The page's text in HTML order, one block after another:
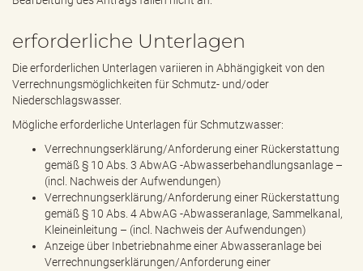
erforderliche Unterlagen
Die erforderlichen Unterlagen variieren in Abhängigkeit von den
Verrechnungsmöglichkeiten für Schmutz- und/oder
Niederschlagswasser.
Mögliche erforderliche Unterlagen für Schmutzwasser:
Verrechnungserklärung/Anforderung einer Rückerstattung
gemäß § 10 Abs. 3 AbwAG -Abwasserbehandlungsanlage –
(incl. Nachweis der Aufwendungen)
Verrechnungserklärung/Anforderung einer Rückerstattung
gemäß § 10 Abs. 4 AbwAG -Abwasseranlage, Sammelkanal,
Kleineinleitung – (incl. Nachweis der Aufwendungen)
Anzeige über Inbetriebnahme einer Abwasseranlage bei
Verrechnungserklärungen/Anforderung einer